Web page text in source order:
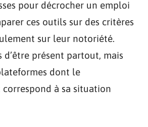
pour décrocher un emploi
ces outils sur des critères
sur leur notoriété.
d’être présent partout, mais
dont le
à sa situation